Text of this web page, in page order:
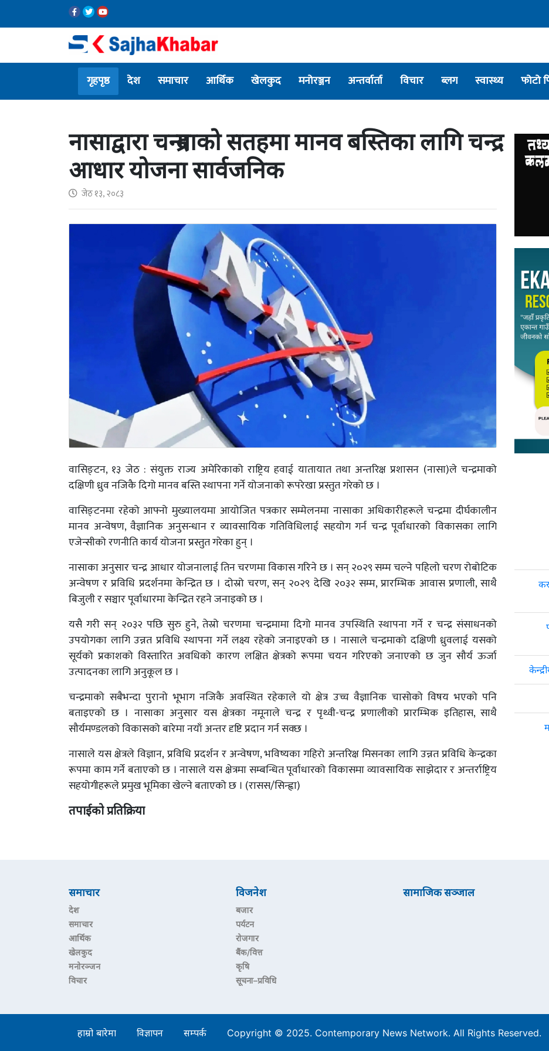
गृहपृष्ठ देश समाचार आर्थिक खेलकुद मनोरञ्जन अन्तर्वार्ता विचार ब्लग स्वास्थ्य फोटो
नासाद्वारा चन्द्रमाको सतहमा मानव बस्तिका लागि चन्द्र
आधार योजना सार्वजनिक
जेठ १३, २०८३
वासिङ्टन, १३ जेठ : संयुक्त राज्य अमेरिकाको राष्ट्रिय हवाई यातायात तथा अन्तरिक्ष प्रशासन (नासा)ले चन्द्रमाको
दक्षिणी ध्रुव नजिकै दिगो मानव बस्ति स्थापना गर्ने योजनाको रूपरेखा प्रस्तुत गरेको छ ।
वासिङ्टनमा रहेको आफ्नो मुख्यालयमा आयोजित पत्रकार सम्मेलनमा नासाका अधिकारीहरूले चन्द्रमा दीर्घकालीन
मानव अन्वेषण, वैज्ञानिक अनुसन्धान र व्यावसायिक गतिविधिलाई सहयोग गर्न चन्द्र पूर्वाधारको विकासका लागि
एजेन्सीको रणनीति कार्य योजना प्रस्तुत गरेका हुन् ।
नासाका अनुसार चन्द्र आधार योजनालाई तिन चरणमा विकास गरिने छ । सन् २०२९ सम्म चल्ने पहिलो चरण रोबोटिक
अन्वेषण र प्रविधि प्रदर्शनमा केन्द्रित छ । दोस्रो चरण, सन् २०२९ देखि २०३२ सम्म, प्रारम्भिक आवास प्रणाली, साथै
बिजुली र सञ्चार पूर्वाधारमा केन्द्रित रहने जनाइको छ ।
यसै गरी सन् २०३२ पछि सुरु हुने, तेस्रो चरणमा चन्द्रमामा दिगो मानव उपस्थिति स्थापना गर्ने र चन्द्र संसाधनको
उपयोगका लागि उन्नत प्रविधि स्थापना गर्ने लक्ष्य रहेको जनाइएको छ । नासाले चन्द्रमाको दक्षिणी ध्रुवलाई यसको
सूर्यको प्रकाशको विस्तारित अवधिको कारण लक्षित क्षेत्रको रूपमा चयन गरिएको जनाएको छ जुन सौर्य ऊर्जा
उत्पादनका लागि अनुकूल छ ।
चन्द्रमाको सबैभन्दा पुरानो भूभाग नजिकै अवस्थित रहेकाले यो क्षेत्र उच्च वैज्ञानिक चासोको विषय भएको पनि
बताइएको छ । नासाका अनुसार यस क्षेत्रका नमूनाले चन्द्र र पृथ्वी-चन्द्र प्रणालीको प्रारम्भिक इतिहास, साथै
सौर्यमण्डलको विकासको बारेमा नयाँ अन्तर दृष्टि प्रदान गर्न सक्छ ।
नासाले यस क्षेत्रले विज्ञान, प्रविधि प्रदर्शन र अन्वेषण, भविष्यका गहिरो अन्तरिक्ष मिसनका लागि उन्नत प्रविधि केन्द्रका
रूपमा काम गर्ने बताएको छ । नासाले यस क्षेत्रमा सम्बन्धित पूर्वाधारको विकासमा व्यावसायिक साझेदार र अन्तर्राष्ट्रिय
सहयोगीहरूले प्रमुख भूमिका खेल्ने बताएको छ । (रासस/सिन्ह्वा)
तपाईको प्रतिक्रिया
समाचार
देश
समाचार
आर्थिक
खेलकुद
मनोरञ्जन
विचार
विजनेश
बजार
पर्यटन
रोजगार
बैंक/वित्त
कृषि
सूचना–प्रविधि
सामाजिक सञ्जाल
हाम्रो बारेमा विज्ञापन सम्पर्क Copyright © 2025. Contemporary News Network. All Rights Reserved.